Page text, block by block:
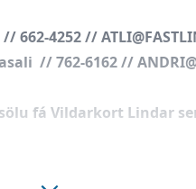
4252 //
// 762-6162 //
fá Vildarkort Lindar